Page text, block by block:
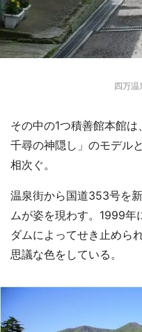
四万温
その中の1つ積善館本館
千尋の神隠し」のモデル
相次ぐ。
温泉街から国道353号を
ムが姿を現わす。1999年
ダムによってせき止めら
思議な色をしている。